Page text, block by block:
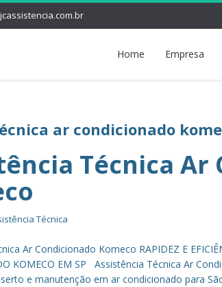
Home Empresa
ar condicionado
Técnica Ar
Técnica
Ar Condicionado Komeco RAPIDEZ E
KOMECO EM SP Assistência Técnica Ar
e manutenção em ar condicionado para